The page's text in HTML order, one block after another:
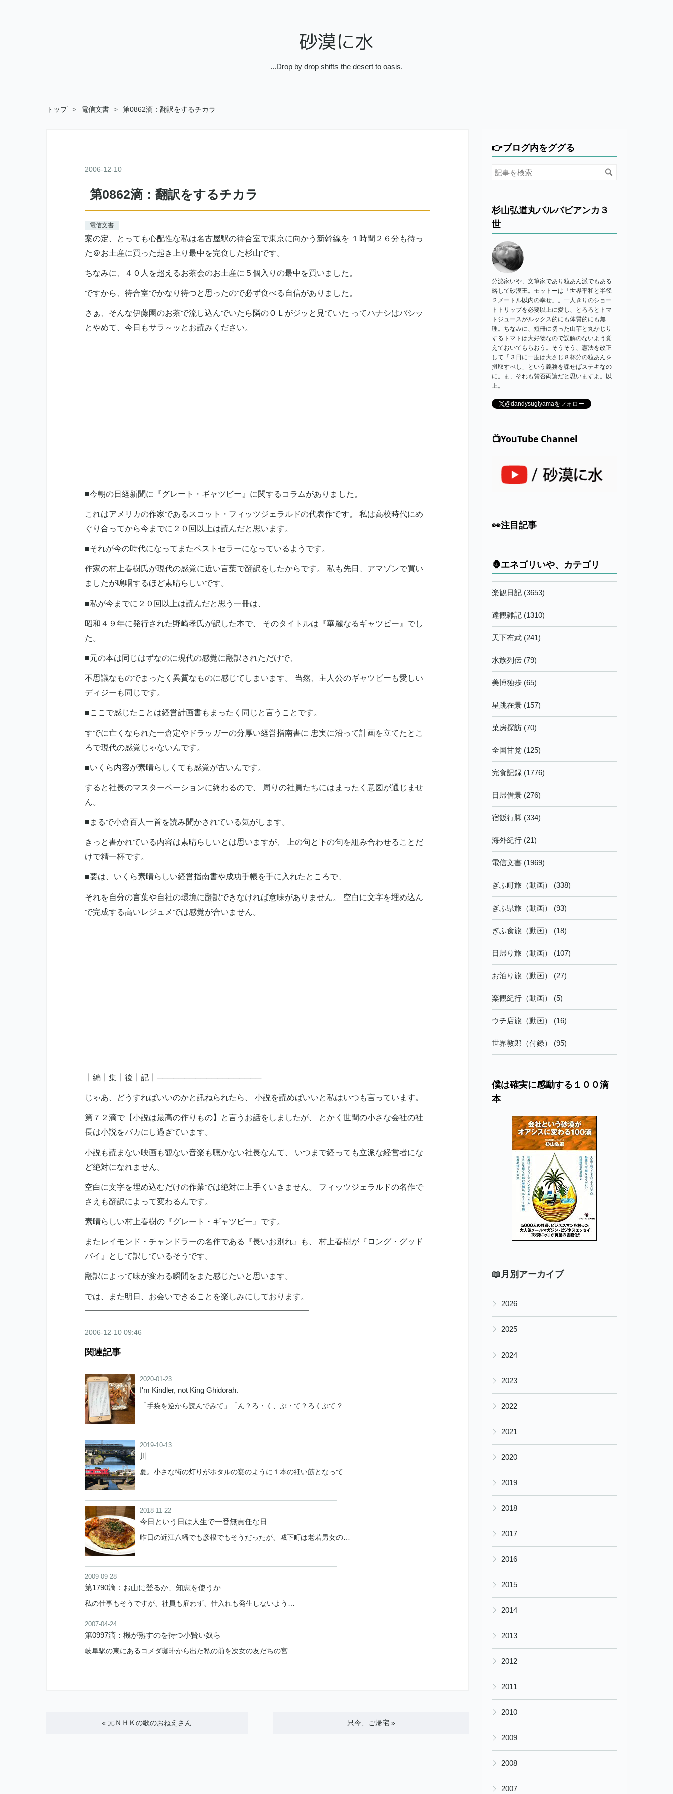
砂漠に水
...Drop by drop shifts the desert to oasis.
トップ > 電信文書 > 第0862滴：翻訳をするチカラ
2006-12-10
第0862滴：翻訳をするチカラ
電信文書
案の定、とっても心配性な私は名古屋駅の待合室で東京に向かう新幹線を １時間２６分も待っ
た＠お土産に買った起き上り最中を完食した杉山です。
ちなみに、４０人を超えるお茶会のお土産に５個入りの最中を買いました。
ですから、待合室でかなり待つと思ったので必ず食べる自信がありました。
さぁ、そんな伊藤園のお茶で流し込んでいたら隣のＯＬがジッと見ていた ってハナシはバシッ
とやめて、今日もサラ～ッとお読みください。
■今朝の日経新聞に『グレート・ギャツビー』に関するコラムがありました。
これはアメリカの作家であるスコット・フィッツジェラルドの代表作です。 私は高校時代にめ
ぐり合ってから今までに２０回以上は読んだと思います。
■それが今の時代になってまたベストセラーになっているようです。
作家の村上春樹氏が現代の感覚に近い言葉で翻訳をしたからです。 私も先日、アマゾンで買い
ましたが嗚咽するほど素晴らしいです。
■私が今までに２０回以上は読んだと思う一冊は、
昭和４９年に発行された野崎孝氏が訳した本で、 そのタイトルは『華麗なるギャツビー』でし
た。
■元の本は同じはずなのに現代の感覚に翻訳されただけで、
不思議なものでまったく異質なものに感じてしまいます。 当然、主人公のギャツビーも愛しい
ディジーも同じです。
■ここで感じたことは経営計画書もまったく同じと言うことです。
すでに亡くなられた一倉定やドラッガーの分厚い経営指南書に 忠実に沿って計画を立てたとこ
ろで現代の感覚じゃないんです。
■いくら内容が素晴らしくても感覚が古いんです。
すると社長のマスターベーションに終わるので、 周りの社員たちにはまったく意図が通じませ
ん。
■まるで小倉百人一首を読み聞かされている気がします。
きっと書かれている内容は素晴らしいとは思いますが、 上の句と下の句を組み合わせることだ
けで精一杯です。
■要は、いくら素晴らしい経営指南書や成功手帳を手に入れたところで、
それを自分の言葉や自社の環境に翻訳できなければ意味がありません。 空白に文字を埋め込ん
で完成する高いレジュメでは感覚が合いません。
┃編┃集┃後┃記┃───────────────────
じゃあ、どうすればいいのかと訊ねられたら、 小説を読めばいいと私はいつも言っています。
第７２滴で【小説は最高の作りもの】と言うお話をしましたが、 とかく世間の小さな会社の社
長は小説をバカにし過ぎています。
小説も読まない映画も観ない音楽も聴かない社長なんて、 いつまで経っても立派な経営者にな
ど絶対になれません。
空白に文字を埋め込むだけの作業では絶対に上手くいきません。 フィッツジェラルドの名作で
さえも翻訳によって変わるんです。
素晴らしい村上春樹の『グレート・ギャツビー』です。
またレイモンド・チャンドラーの名作である『長いお別れ』も、 村上春樹が『ロング・グッド
バイ』として訳しているそうです。
翻訳によって味が変わる瞬間をまた感じたいと思います。
では、また明日、お会いできることを楽しみにしております。
━━━━━━━━━━━━━━━━━━━━━━━━━━━━
2006-12-10 09:46
関連記事
2020-01-23
I'm Kindler, not King Ghidorah.
「手袋を逆から読んでみて」「ん？ろ・く、ぶ・て？ろくぶて？…
2019-10-13
川
夏。小さな街の灯りがホタルの宴のように１本の細い筋となって…
2018-11-22
今日という日は人生で一番無責任な日
昨日の近江八幡でも彦根でもそうだったが、城下町は老若男女の…
2009-09-28
第1790滴：お山に登るか、知恵を使うか
私の仕事もそうですが、社員も雇わず、仕入れも発生しないよう…
2007-04-24
第0997滴：機が熟すのを待つ小賢い奴ら
岐阜駅の東にあるコメダ珈琲から出た私の前を次女の友だちの宮…
« 元ＮＨＫの歌のおねえさん 只今、ご帰宅 »
👉ブログ内をググる
杉山弘道丸バルバビアンカ３
世
分泌家いや、文筆家であり粒あん派でもある
略して砂漠王。モットーは「世界平和と半径
２メートル以内の幸せ」。一人きりのショー
トトリップを必要以上に愛し、とろろとトマ
トジュースがルックス的にも体質的にも無
理。ちなみに、短冊に切った山芋と丸かじり
するトマトは大好物なので誤解のないよう覚
えておいてもらおう。そうそう、憲法を改正
して「３日に一度は大さじ８杯分の粒あんを
摂取すべし」という義務を課せばステキなの
に。ま、それも賛否両論だと思いますよ。以
上。
@dandysugiyamaをフォロー
📺YouTube Channel
👀注目記事
🦍エネゴリいや、カテゴリ
楽観日記 (3653)
達観雑記 (1310)
天下布武 (241)
水族列伝 (79)
美博独歩 (65)
星跳在景 (157)
菓房探訪 (70)
全国甘党 (125)
完食記録 (1776)
日帰借景 (276)
宿飯行脚 (334)
海外紀行 (21)
電信文書 (1969)
ぎふ町旅（動画） (338)
ぎふ県旅（動画） (93)
ぎふ食旅（動画） (18)
日帰り旅（動画） (107)
お泊り旅（動画） (27)
楽観紀行（動画） (5)
ウチ店旅（動画） (16)
世界敦郎（付録） (95)
僕は確実に感動する１００滴
本
📖月別アーカイブ
▶ 2026
▶ 2025
▶ 2024
▶ 2023
▶ 2022
▶ 2021
▶ 2020
▶ 2019
▶ 2018
▶ 2017
▶ 2016
▶ 2015
▶ 2014
▶ 2013
▶ 2012
▶ 2011
▶ 2010
▶ 2009
▶ 2008
▶ 2007